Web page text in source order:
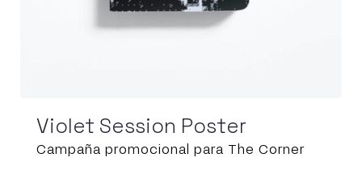
Violet Session Poster
Campaña promocional para The Corner